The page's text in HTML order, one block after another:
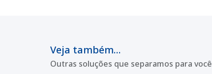
Veja também...
Outras soluções que separamos para você